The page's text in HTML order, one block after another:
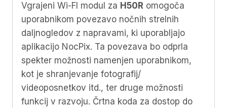
Vgrajeni Wi-FI modul za H50R omogoča
uporabnikom povezavo nočnih strelnih
daljnogledov z napravami, ki uporabljajo
aplikacijo NocPix. Ta povezava bo odprla
spekter možnosti namenjen uporabnikom,
kot je shranjevanje fotografij/
videoposnetkov itd., ter druge možnosti
funkcij v razvoju. Črtna koda za dostop do